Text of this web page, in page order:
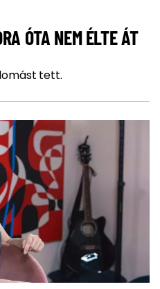
ÓTA NEM ÉLTE ÁT
tett.